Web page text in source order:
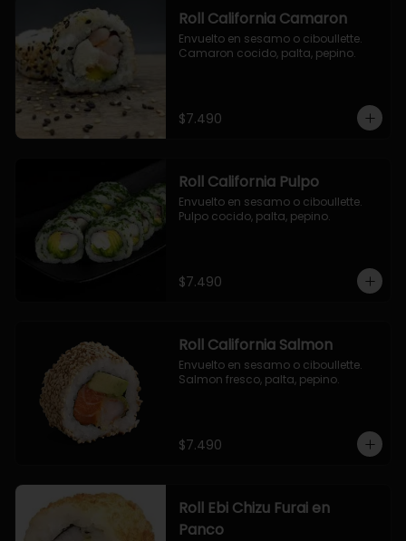
Roll California Camaron
Envuelto en sesamo o ciboullette.
Camaron cocido, palta, pepino.
$7.490
Roll California Pulpo
Envuelto en sesamo o ciboullette.
Pulpo cocido, palta, pepino.
$7.490
Roll California Salmon
Envuelto en sesamo o ciboullette.
Salmon fresco, palta, pepino.
$7.490
Roll Ebi Chizu Furai en
Panco